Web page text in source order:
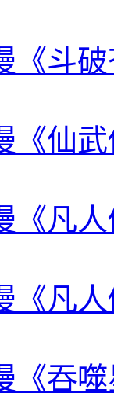
《斗
《仙
《凡
《凡
《吞